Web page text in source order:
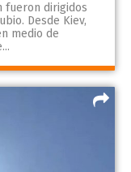
fueron dirigidos
Desde Kiev,
medio de